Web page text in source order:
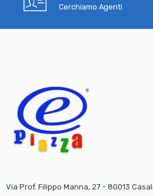
Cerchiamo Agenti
Via Prof. Filippo Manna, 27 - 80013